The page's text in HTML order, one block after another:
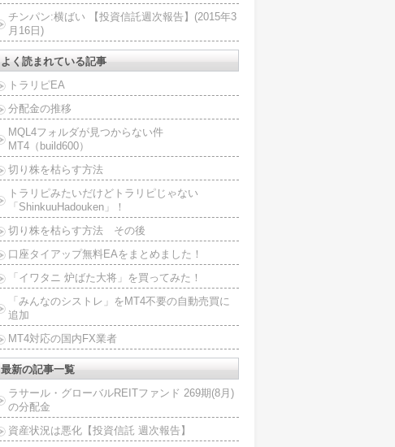
チンパン:横ばい 【投資信託週次報告】(2015年3
月16日)
よく読まれている記事
トラリピEA
分配金の推移
MQL4フォルダが見つからない件
MT4（build600）
切り株を枯らす方法
トラリピみたいだけどトラリピじゃない
「ShinkuuHadouken」！
切り株を枯らす方法 その後
口座タイアップ無料EAをまとめました！
「イワタニ 炉ばた大将」を買ってみた！
「みんなのシストレ」をMT4不要の自動売買に
追加
MT4対応の国内FX業者
最新の記事一覧
ラサール・グローバルREITファンド 269期(8月)
の分配金
資産状況は悪化【投資信託 週次報告】